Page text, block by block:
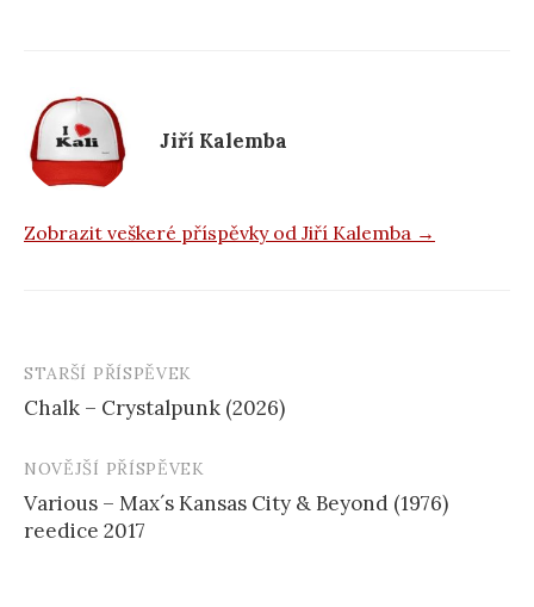
o
k Jiří Kalemba
Zobrazit veškeré příspěvky od Jiří Kalemba →
Navigace
příspěvku
STARŠÍ PŘÍSPĚVEK
Chalk – Crystalpunk (2026)
NOVĚJŠÍ PŘÍSPĚVEK
Various – Max´s Kansas City & Beyond (1976)
reedice 2017